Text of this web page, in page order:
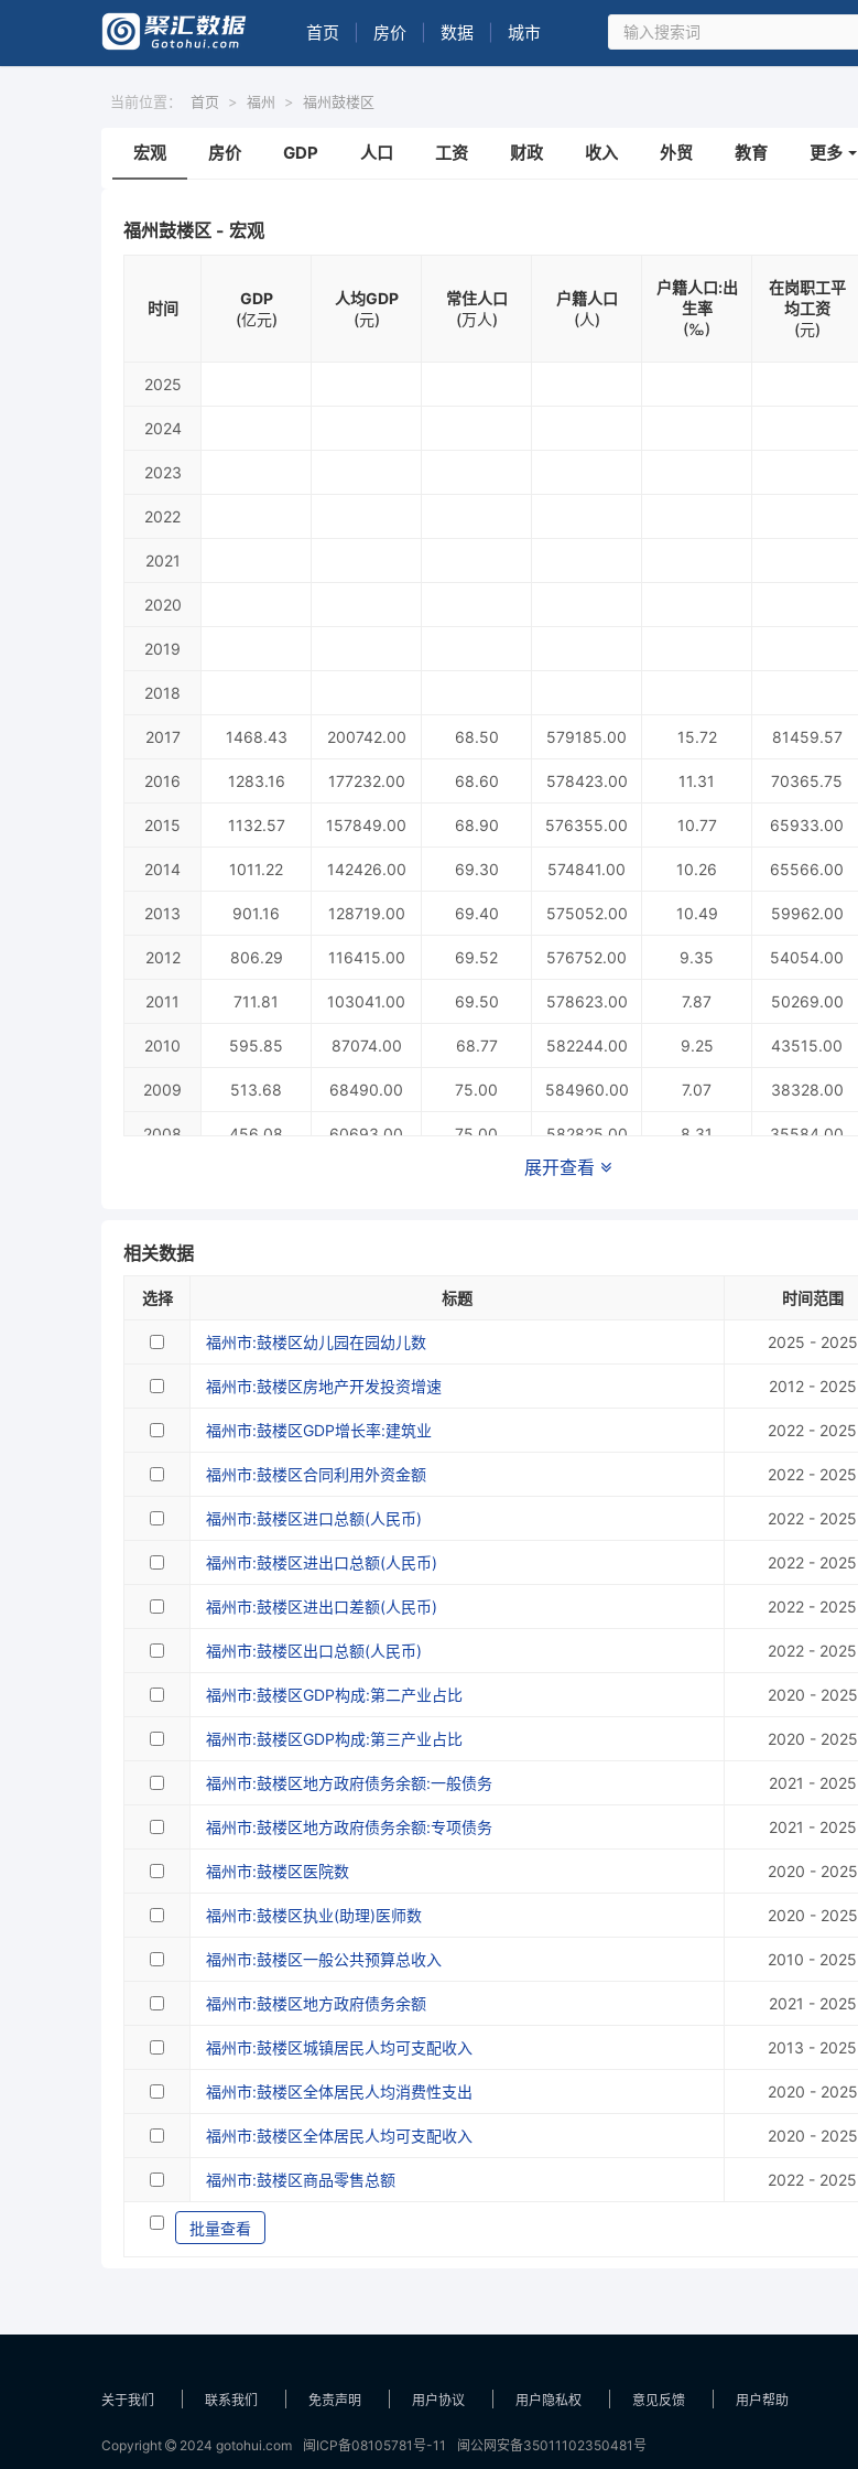
首页 房价 数据 城市
当前位置： 首页 > 福州 > 福州鼓楼区
宏观 房价 GDP 人口 工资 财政 收入 外贸 教育 更多
福州鼓楼区 - 宏观
时间
GDP
(亿元)
人均GDP
(元)
常住人口
(万人)
户籍人口
(人)
户籍人口:出
生率
(‰)
在岗职工平
均工资
(元)
2025
2024
2023
2022
2021
2020
2019
2018
2017 1468.43 200742.00 68.50 579185.00 15.72 81459.57
2016 1283.16 177232.00 68.60 578423.00 11.31 70365.75
2015 1132.57 157849.00 68.90 576355.00 10.77 65933.00
2014 1011.22 142426.00 69.30 574841.00 10.26 65566.00
2013 901.16 128719.00 69.40 575052.00 10.49 59962.00
2012 806.29 116415.00 69.52 576752.00 9.35 54054.00
2011 711.81 103041.00 69.50 578623.00 7.87 50269.00
2010 595.85 87074.00 68.77 582244.00 9.25 43515.00
2009 513.68 68490.00 75.00 584960.00 7.07 38328.00
2008 456.08 60693.00 75.00 582825.00 8.31 35584.00
584531.00
2005
展开查看
相关数据
选择 标题 时间范围
福州市:鼓楼区幼儿园在园幼儿数 2025 - 2025
福州市:鼓楼区房地产开发投资增速 2012 - 2025
福州市:鼓楼区GDP增长率:建筑业 2022 - 2025
福州市:鼓楼区合同利用外资金额 2022 - 2025
福州市:鼓楼区进口总额(人民币) 2022 - 2025
福州市:鼓楼区进出口总额(人民币) 2022 - 2025
福州市:鼓楼区进出口差额(人民币) 2022 - 2025
福州市:鼓楼区出口总额(人民币) 2022 - 2025
福州市:鼓楼区GDP构成:第二产业占比 2020 - 2025
福州市:鼓楼区GDP构成:第三产业占比 2020 - 2025
福州市:鼓楼区地方政府债务余额:一般债务 2021 - 2025
福州市:鼓楼区地方政府债务余额:专项债务 2021 - 2025
福州市:鼓楼区医院数 2020 - 2025
福州市:鼓楼区执业(助理)医师数 2020 - 2025
福州市:鼓楼区一般公共预算总收入 2010 - 2025
福州市:鼓楼区地方政府债务余额 2021 - 2025
福州市:鼓楼区城镇居民人均可支配收入 2013 - 2025
福州市:鼓楼区全体居民人均消费性支出 2020 - 2025
福州市:鼓楼区全体居民人均可支配收入 2020 - 2025
福州市:鼓楼区商品零售总额 2022 - 2025
批量查看
关于我们 联系我们 免责声明 用户协议 用户隐私权 意见反馈 用户帮助
Copyright 2024 gotohui.com 闽ICP备08105781号-11 闽公网安备35011102350481号